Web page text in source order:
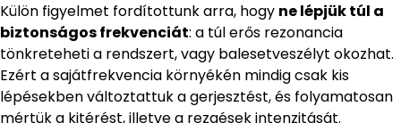
Külön figyelmet fordítottunk arra, hogy ne lépjük túl a
biztonságos frekvenciát: a túl erős rezonancia
tönkreteheti a rendszert, vagy balesetveszélyt okozhat.
Ezért a sajátfrekvencia környékén mindig csak kis
lépésekben változtattuk a gerjesztést, és folyamatosan
mértük a kitérést, illetve a rezgések intenzitását.